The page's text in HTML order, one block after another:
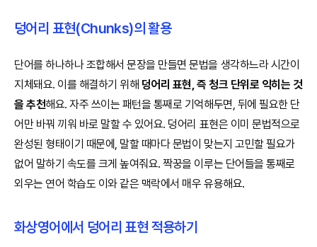
덩어리 표현(Chunks)의 활용
단어를 하나하나 조합해서 문장을 만들면 문법을 생각하느라 시간이
지체돼요. 이를 해결하기 위해 덩어리 표현, 즉 청크 단위로 익히는 것
을 추천해요. 자주 쓰이는 패턴을 통째로 기억해두면, 뒤에 필요한 단
어만 바꿔 끼워 바로 말할 수 있어요. 덩어리 표현은 이미 문법적으로
완성된 형태이기 때문에, 말할 때마다 문법이 맞는지 고민할 필요가
없어 말하기 속도를 크게 높여줘요. 짝꿍을 이루는 단어들을 통째로
외우는 연어 학습도 이와 같은 맥락에서 매우 유용해요.
화상영어에서 덩어리 표현 적용하기